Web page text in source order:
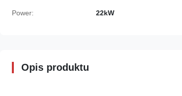
Power: 22kW
Opis produktu